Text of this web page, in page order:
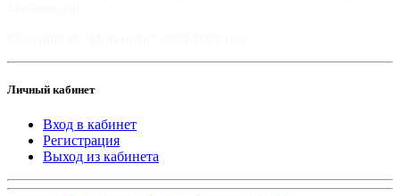
Личный кабинет
Вход в кабинет
Регистрация
Выход из кабинета